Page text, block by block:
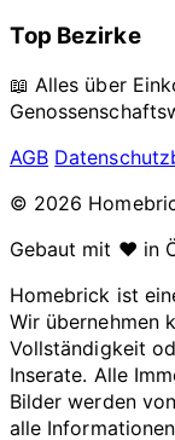
Top Bezirke
📖 Alles über
AGB
© 2026
Gebaut mit ❤️ in
Homebrick ist
Wir übernehmen
Vollständigkeit
Inserate. Alle
Bilder werden
alle